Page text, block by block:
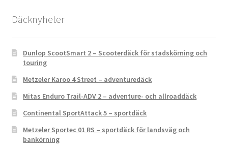
Däcknyheter
Dunlop ScootSmart 2 – Scooterdäck för stadskörning och
touring
Metzeler Karoo 4 Street – adventuredäck
Mitas Enduro Trail-ADV 2 – adventure- och allroaddäck
Continental SportAttack 5 – sportdäck
Metzeler Sportec 01 RS – sportdäck för landsväg och
bankörning